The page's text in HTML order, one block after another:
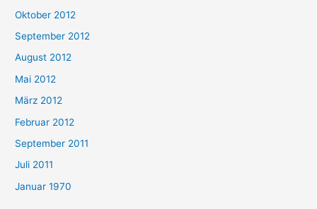
Oktober 2012
September 2012
August 2012
Mai 2012
März 2012
Februar 2012
September 2011
Juli 2011
Januar 1970